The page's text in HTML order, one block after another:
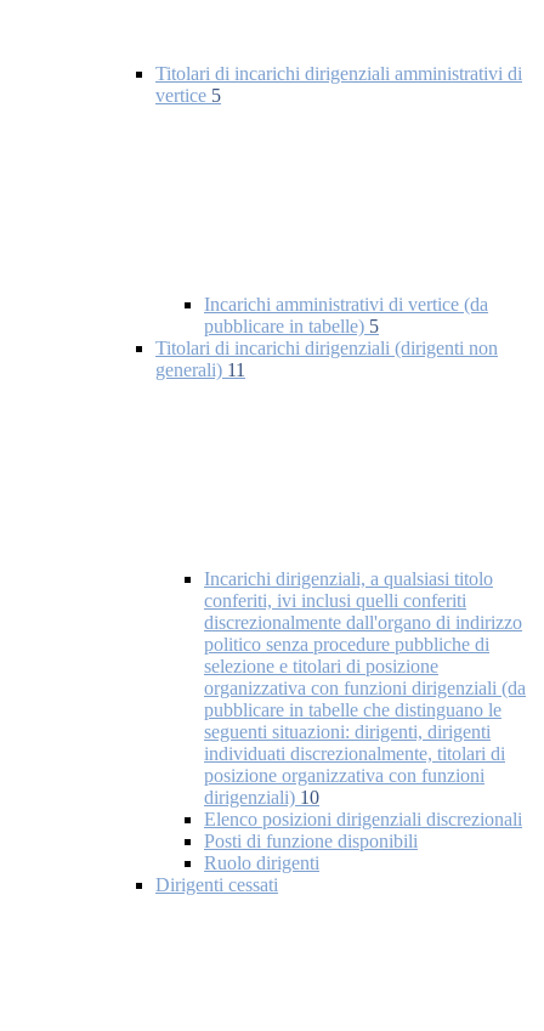
Titolari di incarichi dirigenziali amministrativi di
vertice 5
Incarichi amministrativi di vertice (da
pubblicare in tabelle) 5
Titolari di incarichi dirigenziali (dirigenti non
generali) 11
Incarichi dirigenziali, a qualsiasi titolo
conferiti, ivi inclusi quelli conferiti
discrezionalmente dall'organo di indirizzo
politico senza procedure pubbliche di
selezione e titolari di posizione
organizzativa con funzioni dirigenziali (da
pubblicare in tabelle che distinguano le
seguenti situazioni: dirigenti, dirigenti
individuati discrezionalmente, titolari di
posizione organizzativa con funzioni
dirigenziali) 10
Elenco posizioni dirigenziali discrezionali
Posti di funzione disponibili
Ruolo dirigenti
Dirigenti cessati